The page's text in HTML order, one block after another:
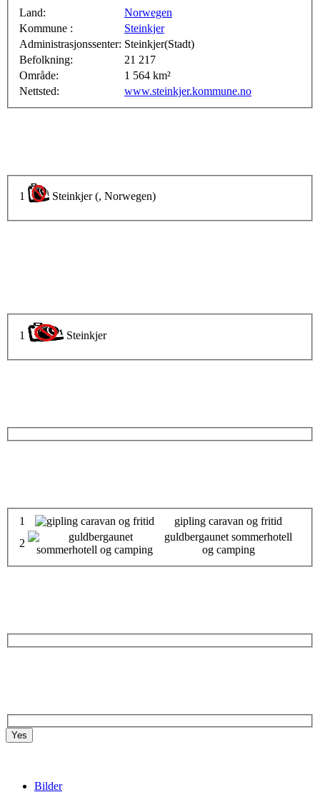
Land:
Norwegen
Kommune :
Steinkjer
Administrasjonssenter: Steinkjer(Stadt)
Befolkning:
21 217
Område:
1 564 km²
Nettsted:
www.steinkjer.kommune.no
1 Steinkjer (, Norwegen)
1 Steinkjer
1
gipling caravan og fritid
2
guldbergaunet sommerhotell
og camping
Yes
Bilder